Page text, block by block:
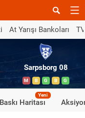
At Yarışı Bankoları
Sarpsborg 08
M B G B G
Baskı Haritası
Yeni